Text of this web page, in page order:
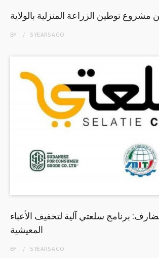
توطين الزراعة المنزلية بالولاية
BY 5 YEARSAGO
برنامج سلعتي آلية لتخفيف الأعباء
المعيشية
BY 5 YEARSAGO